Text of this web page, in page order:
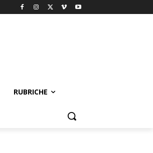
RUBRICHE